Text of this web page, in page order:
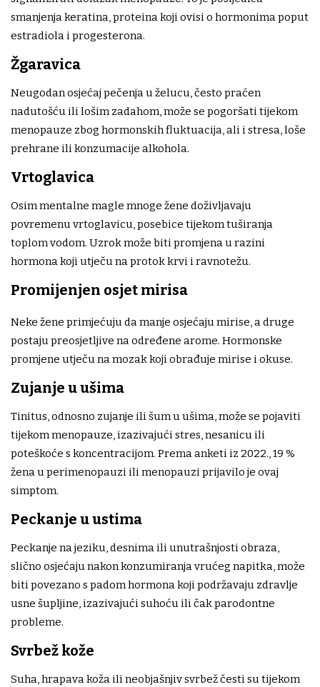
smanjenja keratina, proteina koji ovisi o hormonima poput
estradiola i progesterona.
Žgaravica
Neugodan osjećaj pečenja u želucu, često praćen
nadutošću ili lošim zadahom, može se pogoršati tijekom
menopauze zbog hormonskih fluktuacija, ali i stresa, loše
prehrane ili konzumacije alkohola.
Vrtoglavica
Osim mentalne magle mnoge žene doživljavaju
povremenu vrtoglavicu, posebice tijekom tuširanja
toplom vodom. Uzrok može biti promjena u razini
hormona koji utječu na protok krvi i ravnotežu.
Promijenjen osjet mirisa
Neke žene primjećuju da manje osjećaju mirise, a druge
postaju preosjetljive na određene arome. Hormonske
promjene utječu na mozak koji obrađuje mirise i okuse.
Zujanje u ušima
Tinitus, odnosno zujanje ili šum u ušima, može se pojaviti
tijekom menopauze, izazivajući stres, nesanicu ili
poteškoće s koncentracijom. Prema anketi iz 2022., 19 %
žena u perimenopauzi ili menopauzi prijavilo je ovaj
simptom.
Peckanje u ustima
Peckanje na jeziku, desnima ili unutrašnjosti obraza,
slično osjećaju nakon konzumiranja vrućeg napitka, može
biti povezano s padom hormona koji podržavaju zdravlje
usne šupljine, izazivajući suhoću ili čak parodontne
probleme.
Svrbež kože
Suha, hrapava koža ili neobjašnjiv svrbež česti su tijekom